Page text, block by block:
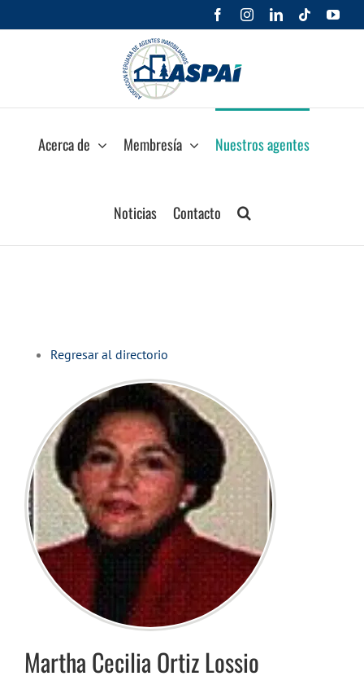
al
FacebookInstagramLinkedIn
Tiktok
Acerca de Membresía Nuestros agentes
Noticias Contacto
Regresar al directorio
Martha Cecilia Ortiz Lossio